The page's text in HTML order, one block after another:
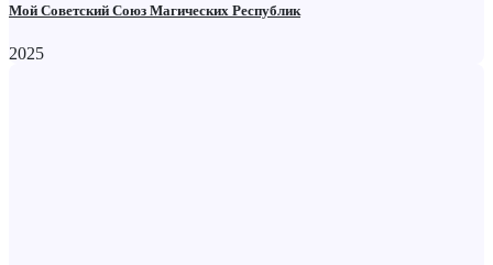
Мой Советский Союз Магических Республик
2025